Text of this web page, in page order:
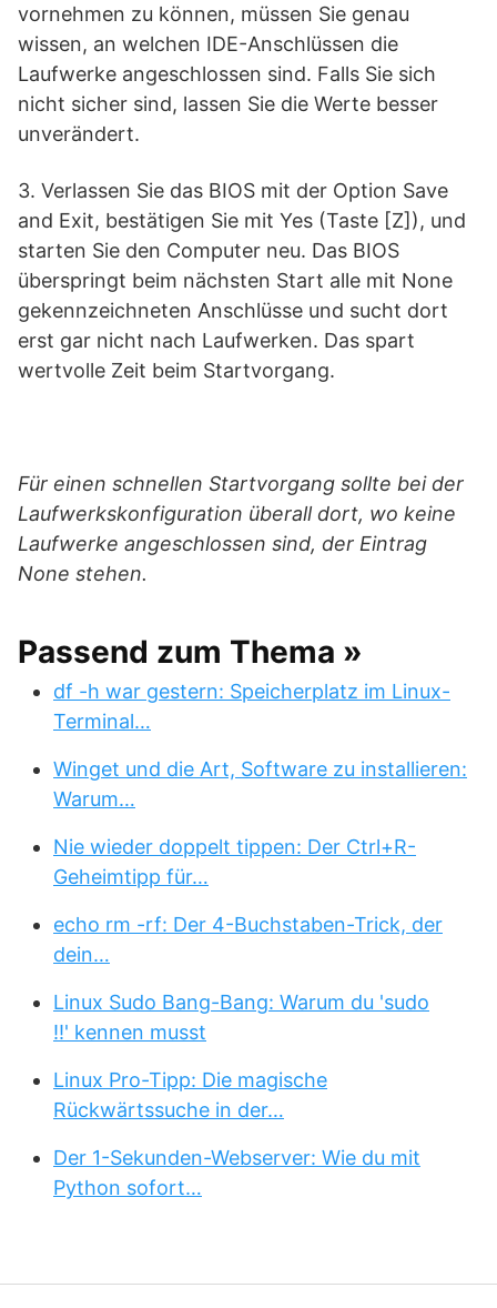
vornehmen zu können, müssen Sie genau
wissen, an welchen IDE-Anschlüssen die
Laufwerke angeschlossen sind. Falls Sie sich
nicht sicher sind, lassen Sie die Werte besser
unverändert.
3. Verlassen Sie das BIOS mit der Option Save
and Exit, bestätigen Sie mit Yes (Taste [Z]), und
starten Sie den Computer neu. Das BIOS
überspringt beim nächsten Start alle mit None
gekennzeichneten Anschlüsse und sucht dort
erst gar nicht nach Laufwerken. Das spart
wertvolle Zeit beim Startvorgang.
Für einen schnellen Startvorgang sollte bei der
Laufwerkskonfiguration überall dort, wo keine
Laufwerke angeschlossen sind, der Eintrag
None stehen.
Passend zum Thema »
df -h war gestern: Speicherplatz im Linux-
Terminal…
Winget und die Art, Software zu installieren:
Warum…
Nie wieder doppelt tippen: Der Ctrl+R-
Geheimtipp für…
echo rm -rf: Der 4-Buchstaben-Trick, der
dein…
Linux Sudo Bang-Bang: Warum du 'sudo
!!' kennen musst
Linux Pro-Tipp: Die magische
Rückwärtssuche in der…
Der 1-Sekunden-Webserver: Wie du mit
Python sofort…